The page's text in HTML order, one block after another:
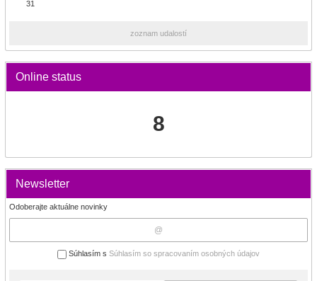
31
zoznam udalostí
Online status
8
Newsletter
Odoberajte aktuálne novinky
Súhlasím s Súhlasím so spracovaním osobných údajov